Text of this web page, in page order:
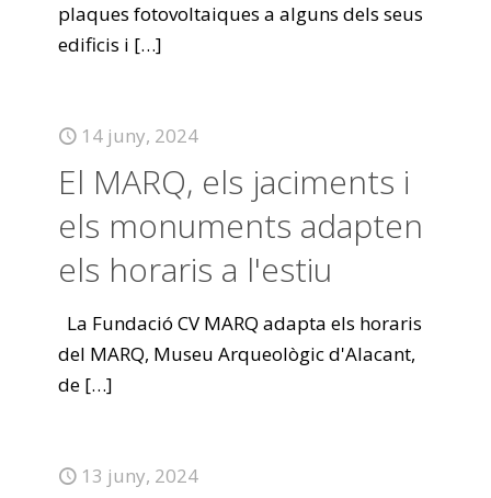
plaques fotovoltaiques a alguns dels seus
edificis i […]
14 juny, 2024
El MARQ, els jaciments i
els monuments adapten
els horaris a l'estiu
La Fundació CV MARQ adapta els horaris
del MARQ, Museu Arqueològic d'Alacant,
de […]
13 juny, 2024